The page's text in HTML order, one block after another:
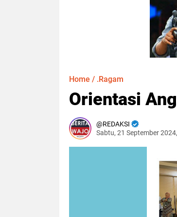
Home / .Ragam
Orientasi
REDAKSI
Sabtu, 21 September